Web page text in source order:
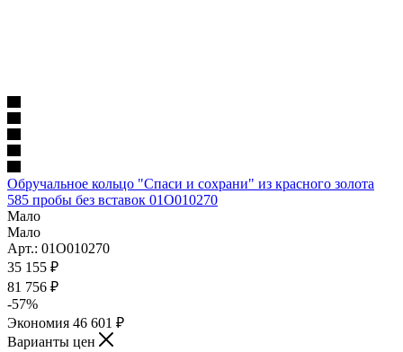
Обручальное кольцо "Спаси и сохрани" из красного золота
585 пробы без вставок 01О010270
Мало
Мало
Арт.: 01О010270
35 155 ₽
81 756 ₽
-57%
Экономия 46 601 ₽
Варианты цен